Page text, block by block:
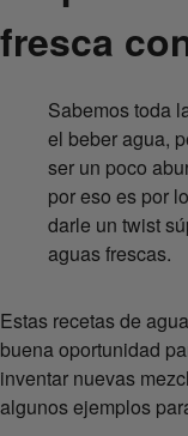
fresca
Sabemos toda
el beber agua,
ser un poco
por eso es por
darle un twist
aguas frescas.
Estas recetas de
buena oportunidad
inventar nuevas
algunos ejemplos